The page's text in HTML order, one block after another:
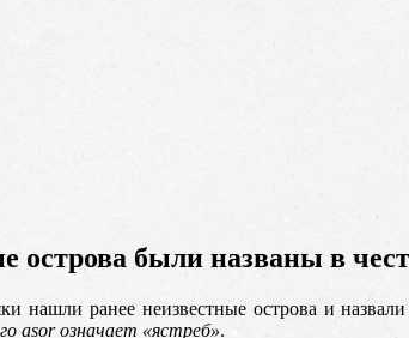
острова были названы в
нашли ранее неизвестные острова и
asor означает «ястреб».